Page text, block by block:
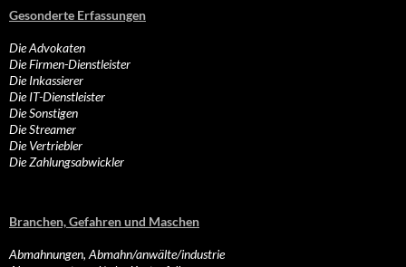
Gesonderte Erfassungen
Die Advokaten
Die Firmen-Dienstleister
Die Inkassierer
Die IT-Dienstleister
Die Sonstigen
Die Streamer
Die Vertriebler
Die Zahlungsabwickler
Branchen, Gefahren und Maschen
Abmahnungen, Abmahn/anwälte/industrie